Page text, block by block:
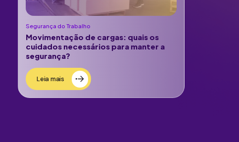
Segurança do Trabalho
Movimentação de cargas: quais os
cuidados necessários para manter a
segurança?
Leia mais